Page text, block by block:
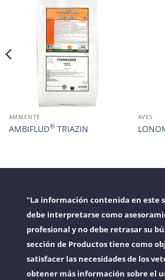
AMBIENTE
AMBIFLUD®TRIAZIN
AVES
"La información contenida en este
debe interpretarse como
profesional y no debe retrasar su
sección de Productos tiene como
satisfacer las necesidades de los
obtener más información sobre el